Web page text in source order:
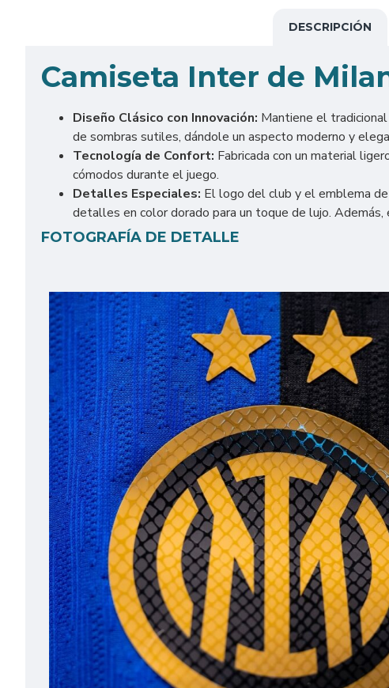
DESCRIPCIÓN
Camiseta Inter de
Diseño Clásico con Innovación: Mantiene el
de sombras sutiles, dándole un aspecto moderno y
Tecnología de Confort: Fabricada con un material
cómodos durante el juego.
Detalles Especiales: El logo del club y el emblema
detalles en color dorado para un toque de lujo.
FOTOGRAFÍA DE DETALLE